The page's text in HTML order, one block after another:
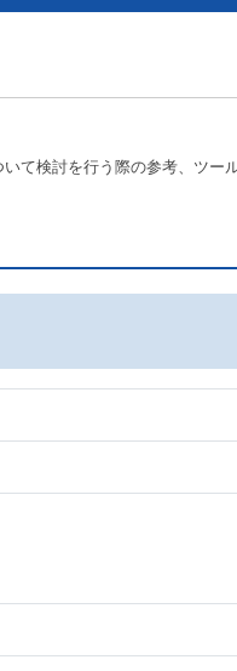
て検討を行う際の参考、ツー